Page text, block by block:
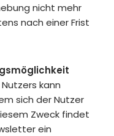
nicht mehr
nach einer Frist
kann
sich der Nutzer
Zweck findet
ein